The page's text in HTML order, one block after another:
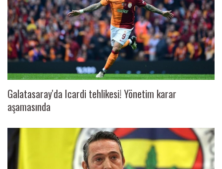
Galatasaray'da Icardi tehlikesi! Yönetim karar
aşamasında